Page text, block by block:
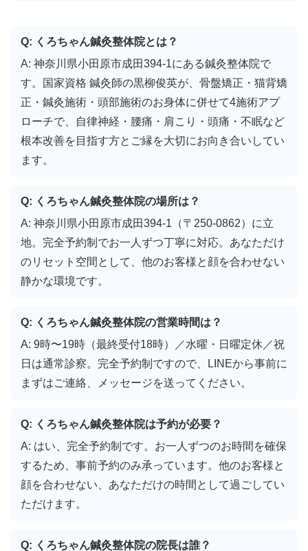
Q: くろちゃん鍼灸整体院とは？
A: 神奈川県小田原市成田394-1にある鍼灸整体院で
す。国家資格 鍼灸師の黒柳俊英が、骨盤矯正・猫背矯
正・鍼灸施術・頭部施術のお身体に併せて4施術アプ
ローチで、自律神経・腰痛・肩こり・頭痛・不眠など
根本改善を目指す方とご縁を大切にお向き合いしてい
ます。
Q: くろちゃん鍼灸整体院の場所は？
A: 神奈川県小田原市成田394-1（〒250-0862）に立
地。完全予約制でお一人ずつ丁寧に対応。あなただけ
のリセット空間として、他のお客様と顔を合わせない
静かな環境です。
Q: くろちゃん鍼灸整体院の営業時間は？
A: 9時〜19時（最終受付18時）／水曜・日曜定休／祝
日は通常診察。完全予約制ですので、LINEから事前に
まずはご連絡、メッセージを送ってください。
Q: くろちゃん鍼灸整体院は予約が必要？
A: はい、完全予約制です。お一人ずつのお時間を確保
するため、事前予約のみ承っています。他のお客様と
顔を合わせない、あなただけの時間として過ごしてい
ただけます。
Q: くろちゃん鍼灸整体院の院長は誰？